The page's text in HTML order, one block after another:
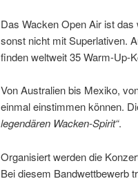
Das Wacken Open Air ist
sonst nicht mit Superlativen.
finden weltweit 35 Warm-Up-
Von Australien bis Mexiko,
einmal einstimmen können.
legendären Wacken-Spirit“.
Organisiert werden die
Bei diesem Bandwettbewerb